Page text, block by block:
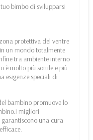
bimbo di svilupparsi
protettiva del ventre
un mondo totalmente
tra ambiente interno
è molto più sottile e più
esigenze speciali di
bambino promuove lo
migliori
una cura